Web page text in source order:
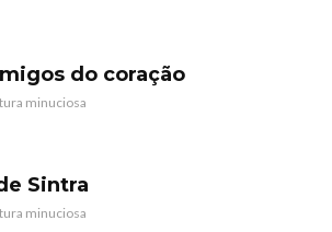
do coração
minuciosa
Sintra
minuciosa